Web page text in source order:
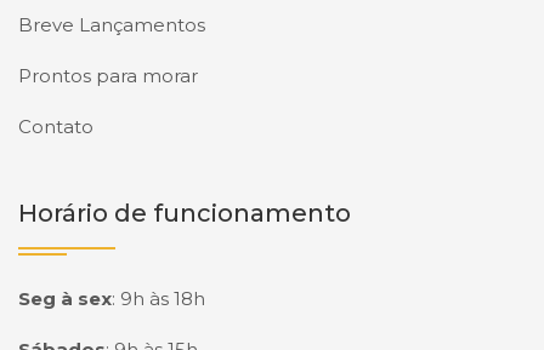
Breve Lançamentos
Prontos para morar
Contato
Horário de funcionamento
Seg à sex: 9h às 18h